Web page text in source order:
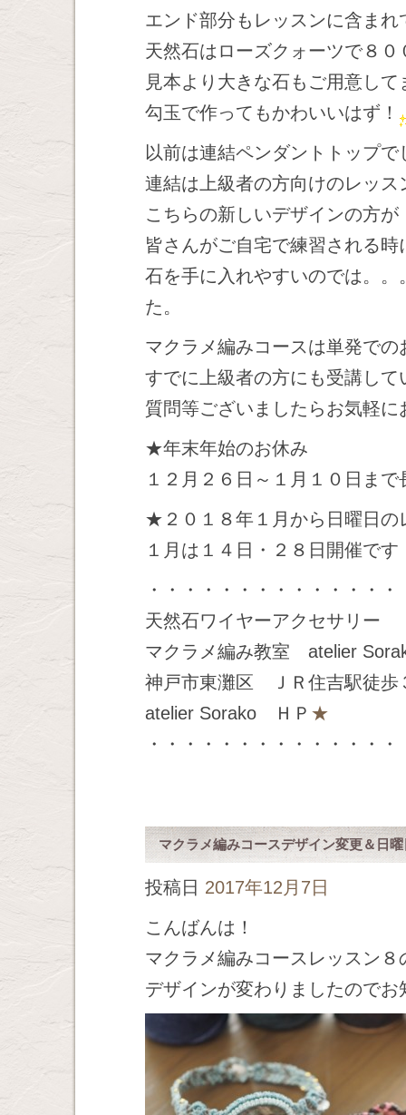
エンド部分もレッスンに含まれ
天然石はローズクォーツで８０
見本より大きな石もご用意して
勾玉で作ってもかわいいはず！
以前は連結ペンダントトップで
連結は上級者の方向けのレッス
こちらの新しいデザインの方が
皆さんがご自宅で練習される時
石を手に入れやすいのでは。
た。
マクラメ編みコースは単発で
すでに上級者の方にも受講して
質問等ございましたらお気軽に
★年末年始のお休み
１２月２６日～１月１０日ま
★２０１８年１月から日曜日の
１月は１４日・２８日開催です
・・・・・・・・・・・・・・
天然石ワイヤーアクセサリー
マクラメ編み教室 atelier
神戸市東灘区 ＪＲ住吉駅徒歩
atelier Sorako ＨＰ ★
・・・・・・・・・・・・・・
マクラメ編みコースデザイン変更＆日
投稿日 2017年12月7日
こんばんは！
マクラメ編みコースレッスン８
デザインが変わりましたのでお